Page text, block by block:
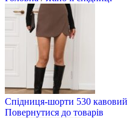
Спідниця-шорти 530 кавовий
Повернутися до товарів